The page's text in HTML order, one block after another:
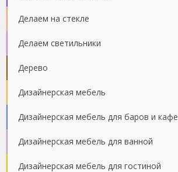
Делаем на стекле
Делаем светильники
Дерево
Дизайнерская мебель
Дизайнерская мебель для баров и кафе
Дизайнерская мебель для ванной
Дизайнерская мебель для гостиной